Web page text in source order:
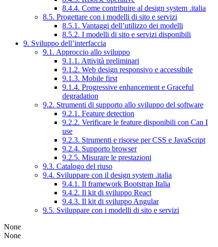
8.4.4. Come contribuire al design system .italia
8.5. Progettare con i modelli di sito e servizi
8.5.1. Vantaggi dell’utilizzo dei modelli
8.5.2. I modelli di sito e servizi disponibili
9. Sviluppo dell’interfaccia
9.1. Approccio allo sviluppo
9.1.1. Attività preliminari
9.1.2. Web design responsivo e accessibile
9.1.3. Mobile first
9.1.4. Progressive enhancement e Graceful
degradation
9.2. Strumenti di supporto allo sviluppo del software
9.2.1. Feature detection
9.2.2. Verificare le feature disponibili con Can I
use
9.2.3. Strumenti e risorse per CSS e JavaScript
9.2.4. Supporto browser
9.2.5. Misurare le prestazioni
9.3. Catalogo del riuso
9.4. Sviluppare con il design system .italia
9.4.1. Il framework Bootstrap Italia
9.4.2. Il kit di sviluppo React
9.4.3. Il kit di sviluppo Angular
9.5. Sviluppare con i modelli di sito e servizi
None
None